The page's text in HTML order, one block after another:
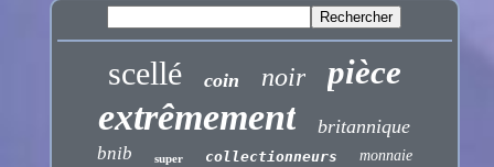
scellé coin noir pièce
extrêmement britannique
bnib super collectionneurs monnaie